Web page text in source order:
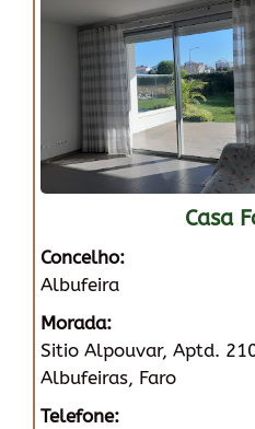
Casa
Concelho:
Albufeira
Morada:
Sitio Alpouvar, Aptd.
Albufeiras, Faro
Telefone: